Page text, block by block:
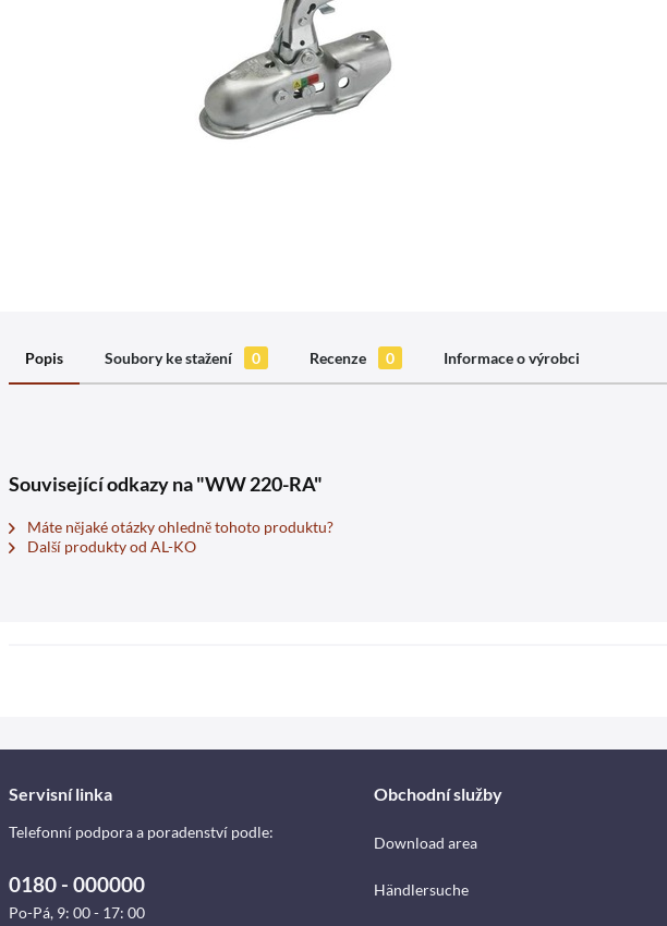
Popis Soubory ke stažení 0 Recenze 0 Informace o výrobci
Související odkazy na "WW 220-RA"
Máte nějaké otázky ohledně tohoto produktu?
Další produkty od AL-KO
Servisní linka
Telefonní podpora a poradenství podle:
0180 - 000000
Po-Pá, 9: 00 - 17: 00
Obchodní služby
Download area
Händlersuche